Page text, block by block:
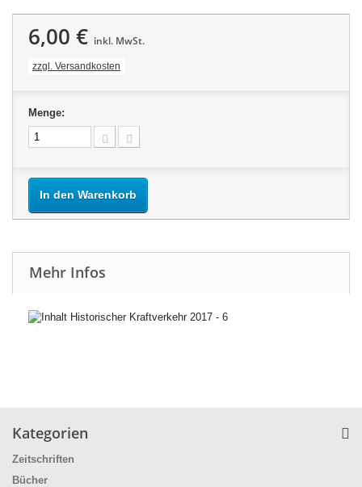
6,00 € inkl. MwSt.
zzgl. Versandkosten
Menge:
In den Warenkorb
Mehr Infos
Kategorien
Zeitschriften
Bücher